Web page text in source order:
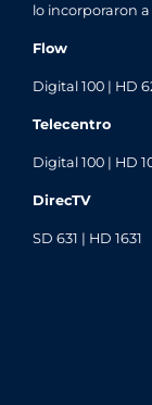
lo incorporaron a
Flow
Digital 100 | HD
Telecentro
Digital 100 | HD
DirecTV
SD 631 | HD 1631